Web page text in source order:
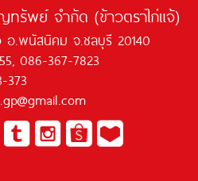
รัพย์ จำกัด (ข้าวตราไก่แจ้)
อ.พนัสนิคม จ.ชลบุรี 20140
086-367-7823
373